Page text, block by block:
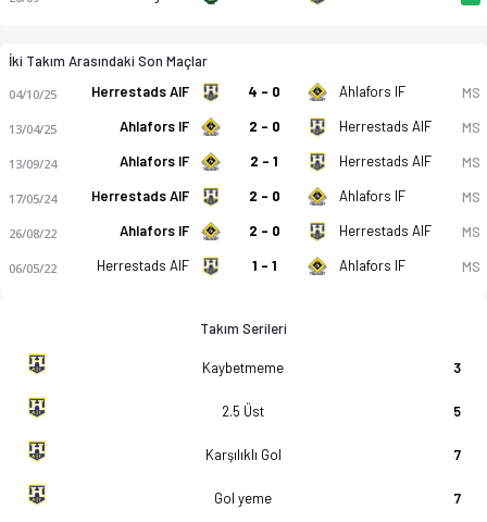
İki Takım Arasındaki Son Maçlar
04/10/25 Herrestads AIF 4 - 0 Ahlafors IF MS
13/04/25 Ahlafors IF 2 - 0 Herrestads AIF MS
13/09/24 Ahlafors IF 2 - 1 Herrestads AIF MS
17/05/24 Herrestads AIF 2 - 0 Ahlafors IF MS
26/08/22 Ahlafors IF 2 - 0 Herrestads AIF MS
06/05/22 Herrestads AIF 1 - 1 Ahlafors IF MS
Takım Serileri
Kaybetmeme 3
2.5 Üst 5
Karşılıklı Gol 7
Gol yeme 7